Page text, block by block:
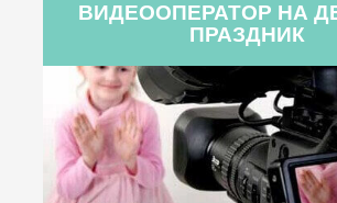
ВИДЕООПЕРАТОР НА
ПРАЗДНИК